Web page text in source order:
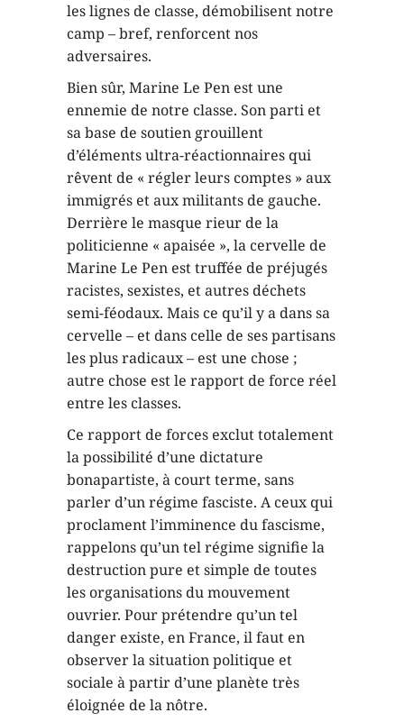
les lignes de classe, démobilisent notre
camp – bref, renforcent nos
adversaires.
Bien sûr, Marine Le Pen est une
ennemie de notre classe. Son parti et
sa base de soutien grouillent
d’éléments ultra-réactionnaires qui
rêvent de « régler leurs comptes » aux
immigrés et aux militants de gauche.
Derrière le masque rieur de la
politicienne « apaisée », la cervelle de
Marine Le Pen est truffée de préjugés
racistes, sexistes, et autres déchets
semi-féodaux. Mais ce qu’il y a dans sa
cervelle – et dans celle de ses partisans
les plus radicaux – est une chose ;
autre chose est le rapport de force réel
entre les classes.
Ce rapport de forces exclut totalement
la possibilité d’une dictature
bonapartiste, à court terme, sans
parler d’un régime fasciste. A ceux qui
proclament l’imminence du fascisme,
rappelons qu’un tel régime signifie la
destruction pure et simple de toutes
les organisations du mouvement
ouvrier. Pour prétendre qu’un tel
danger existe, en France, il faut en
observer la situation politique et
sociale à partir d’une planète très
éloignée de la nôtre.